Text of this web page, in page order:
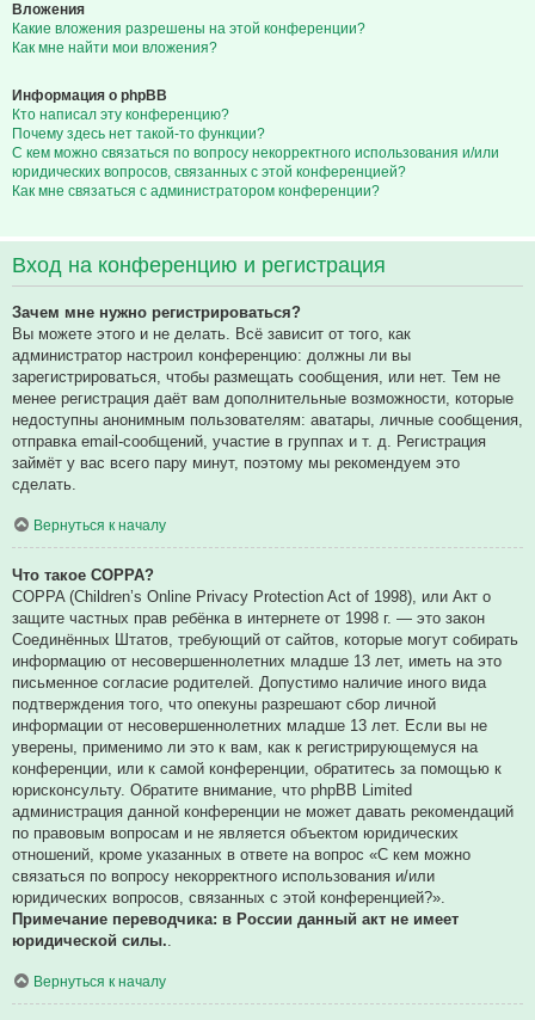
Вложения
Какие вложения разрешены на этой конференции?
Как мне найти мои вложения?
Информация о phpBB
Кто написал эту конференцию?
Почему здесь нет такой-то функции?
С кем можно связаться по вопросу некорректного использования и/или
юридических вопросов, связанных с этой конференцией?
Как мне связаться с администратором конференции?
Вход на конференцию и регистрация
Зачем мне нужно регистрироваться?
Вы можете этого и не делать. Всё зависит от того, как
администратор настроил конференцию: должны ли вы
зарегистрироваться, чтобы размещать сообщения, или нет. Тем не
менее регистрация даёт вам дополнительные возможности, которые
недоступны анонимным пользователям: аватары, личные сообщения,
отправка email-сообщений, участие в группах и т. д. Регистрация
займёт у вас всего пару минут, поэтому мы рекомендуем это
сделать.
Вернуться к началу
Что такое COPPA?
COPPA (Children’s Online Privacy Protection Act of 1998), или Акт о
защите частных прав ребёнка в интернете от 1998 г. — это закон
Соединённых Штатов, требующий от сайтов, которые могут собирать
информацию от несовершеннолетних младше 13 лет, иметь на это
письменное согласие родителей. Допустимо наличие иного вида
подтверждения того, что опекуны разрешают сбор личной
информации от несовершеннолетних младше 13 лет. Если вы не
уверены, применимо ли это к вам, как к регистрирующемуся на
конференции, или к самой конференции, обратитесь за помощью к
юрисконсульту. Обратите внимание, что phpBB Limited
администрация данной конференции не может давать рекомендаций
по правовым вопросам и не является объектом юридических
отношений, кроме указанных в ответе на вопрос «С кем можно
связаться по вопросу некорректного использования и/или
юридических вопросов, связанных с этой конференцией?».
Примечание переводчика: в России данный акт не имеет
юридической силы..
Вернуться к началу